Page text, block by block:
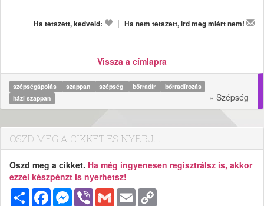
Ha tetszett, kedveld: | Ha nem tetszett, írd meg miért nem!
Vissza a címlapra
szépségápolás szappan szépség bőrradír
bőrradírozás
házi szappan
» Szépség
OSZD MEG A CIKKET ÉS NYERJ...
Oszd meg a cikket. Ha még ingyenesen regisztrálsz is, akkor
ezzel készpénzt is nyerhetsz!
MegosztásFacebookMessenger
Viber Gmail Email